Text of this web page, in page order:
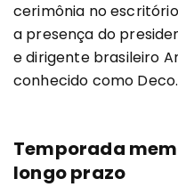
cerimônia no
a presença do
e dirigente brasileiro
conhecido como Deco.
Temporada
longo prazo